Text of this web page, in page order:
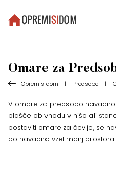
Omare za
Opremisidom | Predsobe |
V omare za predsobo
plašče ob vhodu v hišo ali
postaviti omare za čevlje, se
bo navadno vzel manj prostora.